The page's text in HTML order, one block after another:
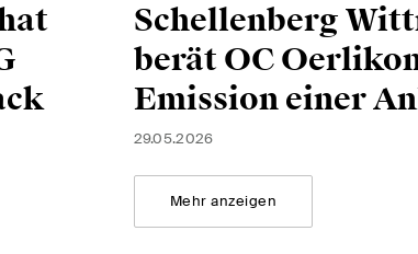
Schellenberg
berät OC
Emission einer
29.05.2026
Mehr anzeigen